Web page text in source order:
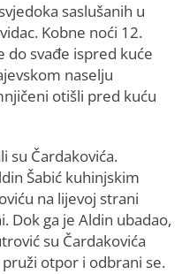
saslušanih u
Kobne noći 12.
do svađe ispred kuće
naselju
otišli pred kuću
su Čardakovića.
Šabić kuhinjskim
na lijevoj strani
Dok ga je Aldin ubadao,
su Čardakovića
otpor i odbrani se.